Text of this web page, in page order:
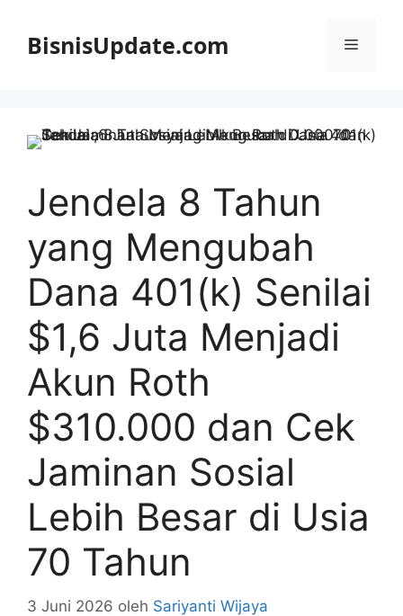
BisnisUpdate.com Menu
Jendela 8 Tahun
yang Mengubah
Dana 401(k) Senilai
$1,6 Juta Menjadi
Akun Roth
$310.000 dan Cek
Jaminan Sosial
Lebih Besar di Usia
70 Tahun
3 Juni 2026 oleh Sariyanti Wijaya